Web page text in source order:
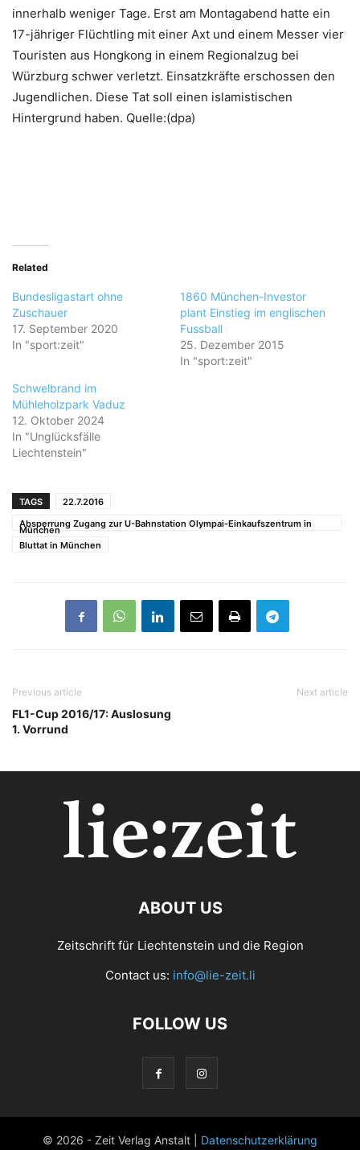
innerhalb weniger Tage. Erst am Montagabend hatte ein
17-jähriger Flüchtling mit einer Axt und einem Messer vier
Touristen aus Hongkong in einem Regionalzug bei
Würzburg schwer verletzt. Einsatzkräfte erschossen den
Jugendlichen. Diese Tat soll einen islamistischen
Hintergrund haben. Quelle:(dpa)
Related
Bundesligastart ohne
Zuschauer
17. September 2020
In "sport:zeit"
1860 München-Investor
plant Einstieg im englischen
Fussball
25. Dezember 2015
In "sport:zeit"
Schwelbrand im
Mühleholzpark Vaduz
12. Oktober 2024
In "Unglücksfälle
Liechtenstein"
TAGS
22.7.2016
Absperrung Zugang zur U-Bahnstation Olympai-Einkaufszentrum in
München
Bluttat in München
Previous article
FL1-Cup 2016/17: Auslosung
1. Vorrund
Next article
ABOUT US
Zeitschrift für Liechtenstein und die Region
Contact us: info@lie-zeit.li
FOLLOW US
© 2026 - Zeit Verlag Anstalt | Datenschutzerklärung